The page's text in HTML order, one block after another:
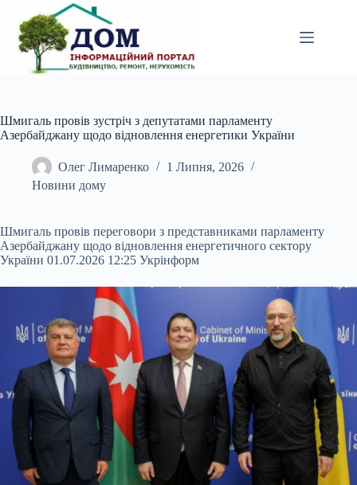
вмісту
Шмигаль провів зустріч з депутатами парламенту
Азербайджану щодо відновлення енергетики України
Олег Лимаренко
1 Липня, 2026
Новини дому
Шмигаль провів переговори з представниками парламенту
Азербайджану щодо відновлення енергетичного сектору
України 01.07.2026 12:25 Укрінформ